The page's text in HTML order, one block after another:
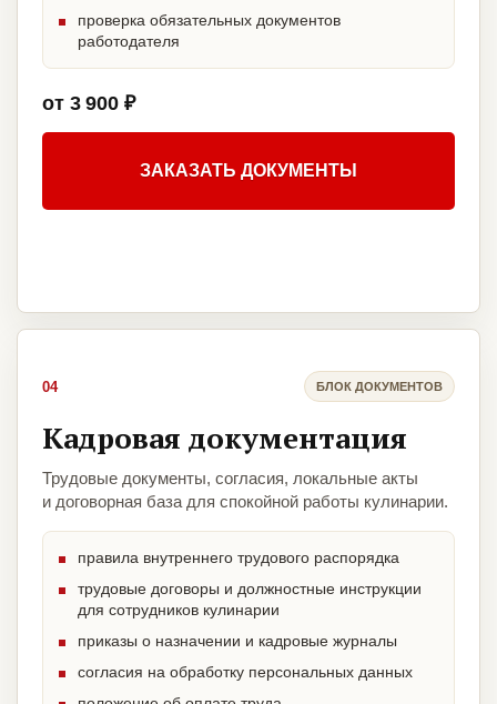
проверка обязательных документов
работодателя
от 3 900 ₽
ЗАКАЗАТЬ ДОКУМЕНТЫ
04 БЛОК ДОКУМЕНТОВ
Кадровая документация
Трудовые документы, согласия, локальные акты
и договорная база для спокойной работы кулинарии.
правила внутреннего трудового распорядка
трудовые договоры и должностные инструкции
для сотрудников кулинарии
приказы о назначении и кадровые журналы
согласия на обработку персональных данных